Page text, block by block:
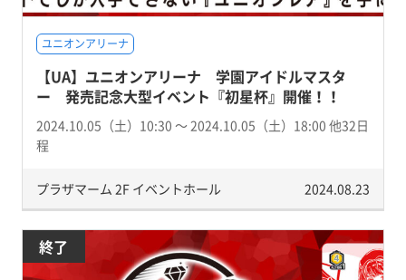
ユニオンアリーナ
【UA】ユニオンアリーナ 学園アイドルマスタ
ー 発売記念大型イベント『初星杯』開催！！
2024.10.05（土）10:30 〜 2024.10.05（土）18:00 他32日
程
プラザマーム 2F イベントホール 2024.08.23
終了